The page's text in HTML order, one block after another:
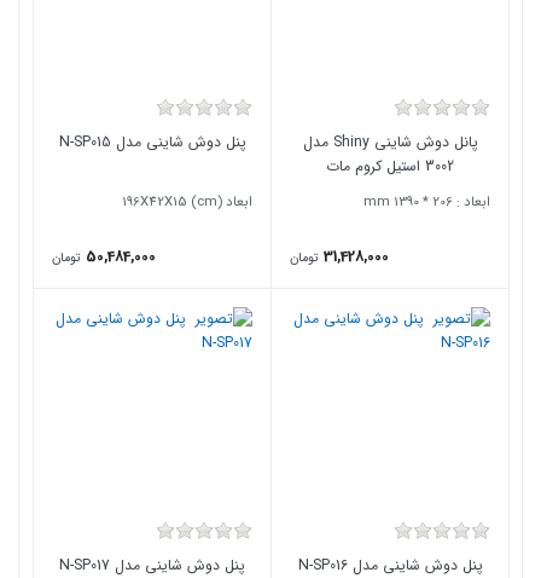
پانل دوش شاینی Shiny مدل
3002 استیل کروم مات
ابعاد : 206 * 1390 mm
31,428,000 تومان
پنل دوش شاینی مدل N-SP015
ابعاد (196X42X15 (cm
50,484,000 تومان
پنل دوش شاینی مدل N-SP016 پنل دوش شاینی مدل N-SP017